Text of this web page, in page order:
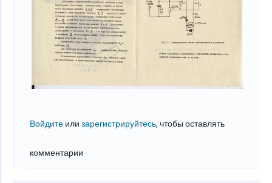
Войдите илизарегистрируйтесь, чтобы оставлять
комментарии